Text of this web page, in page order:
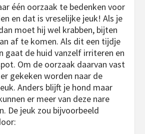
één oorzaak te bedenken voor
en dat is vreselijke jeuk! Als je
moet hij wel krabben, bijten
af te komen. Als dit een tijdje
gaat de huid vanzelf irriteren en
Om de oorzaak daarvan vast
gekeken worden naar de
Anders blijft je hond maar
er meer van deze nare
De jeuk zou bijvoorbeeld